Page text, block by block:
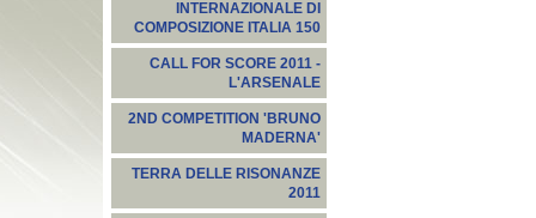
INTERNAZIONALE DI
COMPOSIZIONE ITALIA 150
CALL FOR SCORE 2011 -
L'ARSENALE
2ND COMPETITION 'BRUNO
MADERNA'
TERRA DELLE RISONANZE
2011